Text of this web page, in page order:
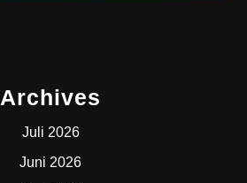
Archives
Juli 2026
Juni 2026